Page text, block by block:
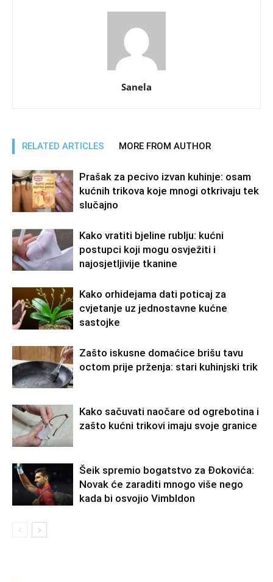
Sanela
RELATED ARTICLES MORE FROM AUTHOR
Prašak za pecivo izvan kuhinje: osam
kućnih trikova koje mnogi otkrivaju tek
slučajno
Kako vratiti bjeline rublju: kućni
postupci koji mogu osvježiti i
najosjetljivije tkanine
Kako orhidejama dati poticaj za
cvjetanje uz jednostavne kućne
sastojke
Zašto iskusne domaćice brišu tavu
octom prije prženja: stari kuhinjski trik
Kako sačuvati naočare od ogrebotina i
zašto kućni trikovi imaju svoje granice
Šeik spremio bogatstvo za Đokovića:
Novak će zaraditi mnogo više nego
kada bi osvojio Vimbldon